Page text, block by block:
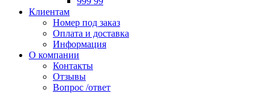
Клиентам
Номер под заказ
Оплата и доставка
Информация
О компании
Контакты
Отзывы
Вопрос /ответ